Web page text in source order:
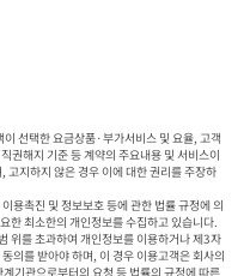
선택한 요금상품·부가서비스 및 요율, 고객
권해지 기준 등 계약의 주요내용 및 서비스이
고지하지 않은 경우 이에 대한 권리를 주장하
용촉진 및 정보보호 등에 관한 법률 규정에 의
한 최소한의 개인정보를 수집하고 있습니다.
위를 초과하여 개인정보를 이용하거나 제3자
의를 받아야 하며, 이 경우 이용고객은 회사의
기관으로부터의 요청 등 법률의 규정에 따른